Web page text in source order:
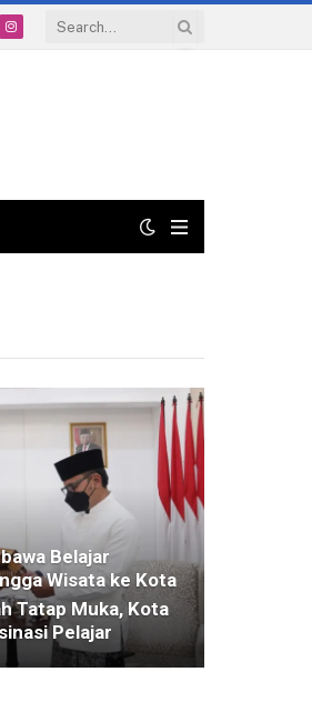
Instagram
Belajar
Wisata ke Kota
Tatap Muka, Kota
Pelajar